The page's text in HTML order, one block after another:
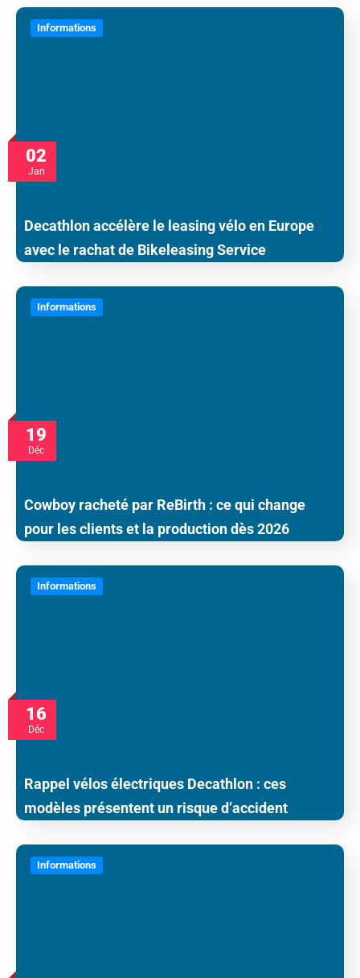
02
Jan
Informations
Decathlon accélère le leasing vélo en Europe
avec le rachat de Bikeleasing Service
19
Déc
Informations
Cowboy racheté par ReBirth : ce qui change
pour les clients et la production dès 2026
16
Déc
Informations
Rappel vélos électriques Decathlon : ces
modèles présentent un risque d’accident
Informations